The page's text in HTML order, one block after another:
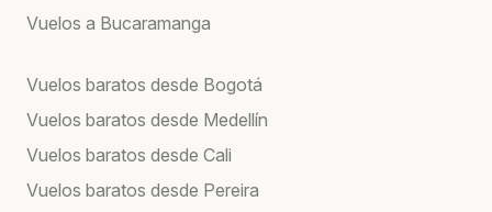
Vuelos a Bucaramanga
Vuelos baratos desde Bogotá
Vuelos baratos desde Medellín
Vuelos baratos desde Cali
Vuelos baratos desde Pereira